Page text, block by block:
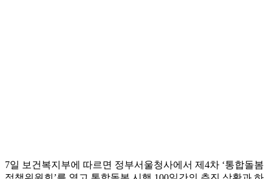
7일 보건복지부에 따르면 정부서울청사에서 제4차 ‘통합돌봄